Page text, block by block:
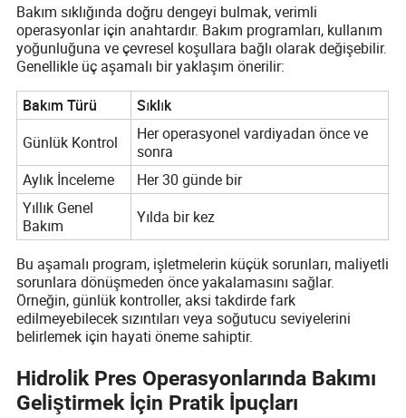
Bakım sıklığında doğru dengeyi bulmak, verimli
operasyonlar için anahtardır. Bakım programları, kullanım
yoğunluğuna ve çevresel koşullara bağlı olarak değişebilir.
Genellikle üç aşamalı bir yaklaşım önerilir:
Bakım Türü
Sıklık
Günlük Kontrol
Her operasyonel vardiyadan önce ve
sonra
Aylık İnceleme
Her 30 günde bir
Yıllık Genel
Bakım
Yılda bir kez
Bu aşamalı program, işletmelerin küçük sorunları, maliyetli
sorunlara dönüşmeden önce yakalamasını sağlar.
Örneğin, günlük kontroller, aksi takdirde fark
edilmeyebilecek sızıntıları veya soğutucu seviyelerini
belirlemek için hayati öneme sahiptir.
Hidrolik Pres Operasyonlarında Bakımı
Geliştirmek İçin Pratik İpuçları